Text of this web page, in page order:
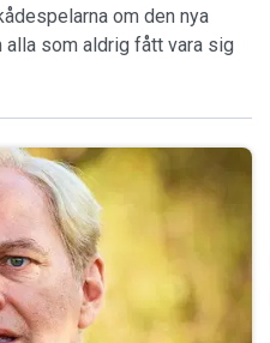
om den nya
som aldrig fått vara sig